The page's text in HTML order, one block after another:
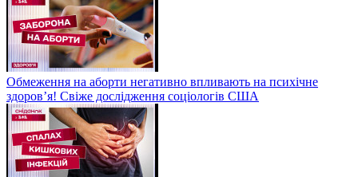
Обмеження на аборти негативно впливають на психічне
здоров’я! Свіже дослідження соціологів США